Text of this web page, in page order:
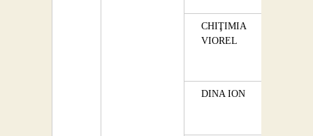
CHIŢIMIA
VIOREL
DINA ION